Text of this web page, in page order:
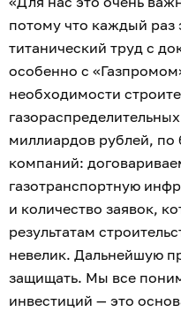
потому что каждый раз
титанический труд с
особенно с
необходимости
миллиардов рублей, по
компаний:
газотранспортную
и количество заявок,
результатам
невелик. Дальнейшую
защищать. Мы все
инвестиций — это